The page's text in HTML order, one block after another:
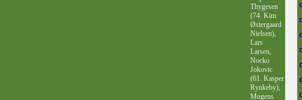
Thygesen
(74. Kim
Østergaard
Nielsen),
Lars
Larsen,
Nocko
Jokovic
(61. Kasper
Rynkeby),
Mogens